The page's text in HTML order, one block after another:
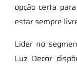
opção certa
estar sempre
Líder no
Luz Decor